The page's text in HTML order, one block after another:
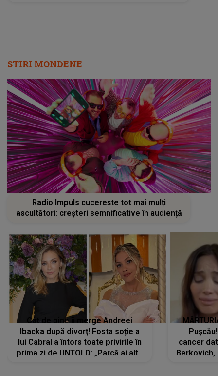
STIRI MONDENE
Radio Impuls cucerește tot mai mulți
ascultători: creșteri semnificative în audiență
Cât de bine îi merge Andreei
Ibacka după divorț! Fosta soție a
lui Cabral a întors toate privirile în
prima zi de UNTOLD: „Parcă ai altă
cancer
Berkovich,